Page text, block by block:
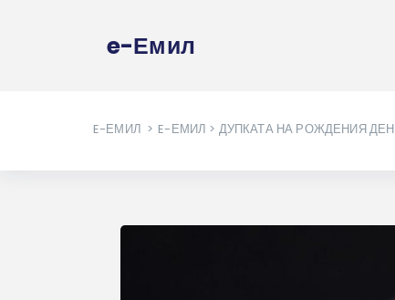
e-Емил
E-ЕМИЛ > E-ЕМИЛ > ДУПКАТА НА РОЖДЕНИЯ ДЕН